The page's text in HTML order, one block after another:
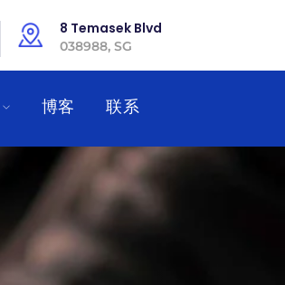
8 Temasek Blvd
038988, SG
博客 联系